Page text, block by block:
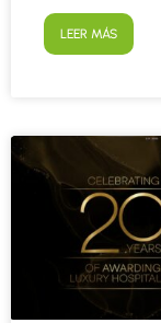
LEER MÁS